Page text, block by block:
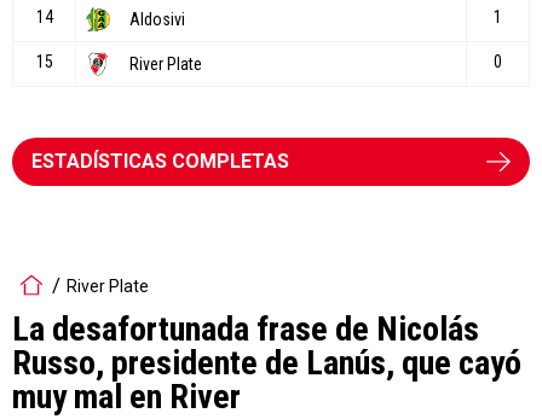
ESTADÍSTICAS COMPLETAS
River Plate
La desafortunada frase de Nicolás
Russo, presidente de Lanús, que cayó
muy mal en River